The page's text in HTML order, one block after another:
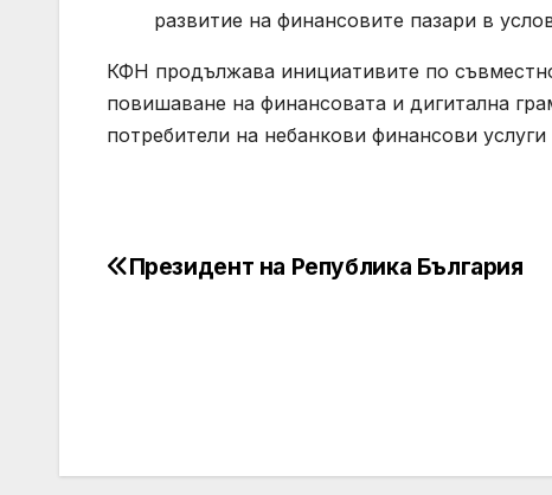
развитие на финансовите пазари в
КФН продължава инициативите по
повишаване на финансовата и дигитална
потребители на небанкови финансови
Post
Президент на Република България